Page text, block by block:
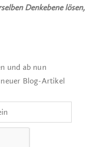
Denkebene lösen,
und ab nun
Blog-Artikel